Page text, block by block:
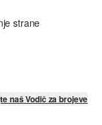
strane
naš Vodič za brojeve